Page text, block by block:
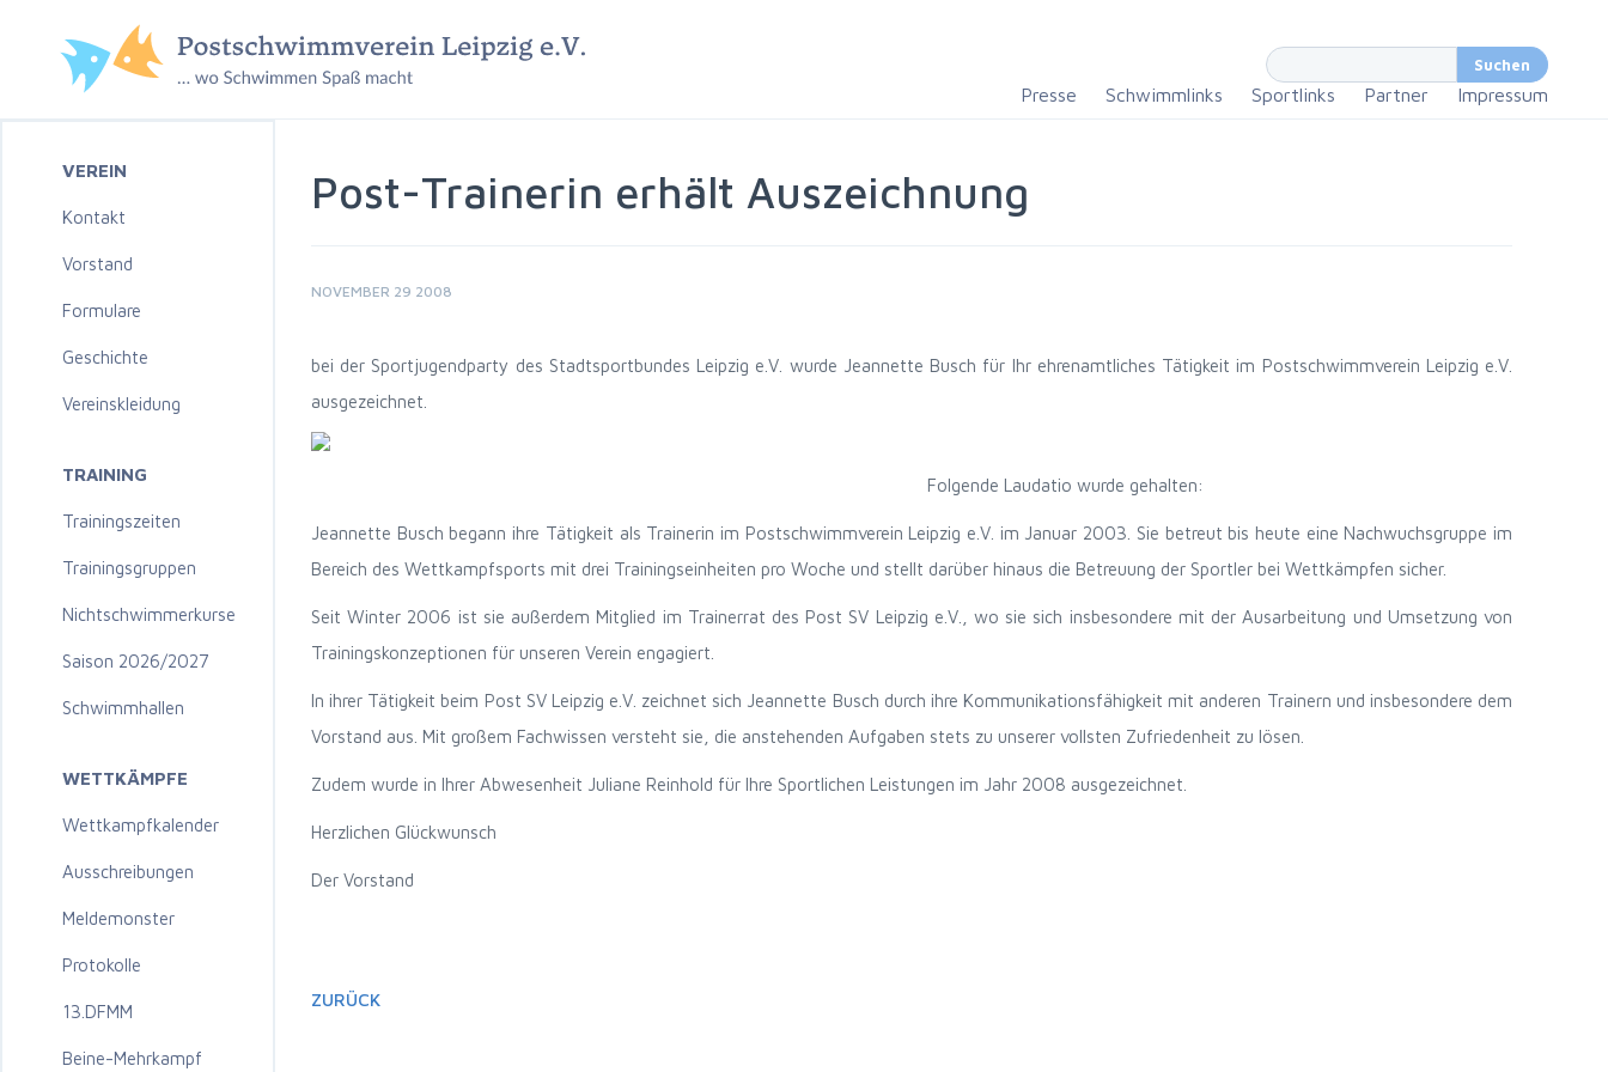
Presse Schwimmlinks Sportlinks Partner Impressum
VEREIN
Kontakt
Vorstand
Formulare
Geschichte
Vereinskleidung
TRAINING
Trainingszeiten
Trainingsgruppen
Nichtschwimmerkurse
Saison 2026/2027
Schwimmhallen
WETTKÄMPFE
Wettkampfkalender
Ausschreibungen
Meldemonster
Protokolle
13.DFMM
Beine-Mehrkampf
Post-Trainerin erhält Auszeichnung
NOVEMBER 29 2008
bei der Sportjugendparty des Stadtsportbundes Leipzig e.V. wurde Jeannette Busch für Ihr ehrenamtliches Tätigkeit im Postschwimmverein Leipzig e.V.
ausgezeichnet.
Folgende Laudatio wurde gehalten:
Jeannette Busch begann ihre Tätigkeit als Trainerin im Postschwimmverein Leipzig e.V. im Januar 2003. Sie betreut bis heute eine Nachwuchsgruppe im
Bereich des Wettkampfsports mit drei Trainingseinheiten pro Woche und stellt darüber hinaus die Betreuung der Sportler bei Wettkämpfen sicher.
Seit Winter 2006 ist sie außerdem Mitglied im Trainerrat des Post SV Leipzig e.V., wo sie sich insbesondere mit der Ausarbeitung und Umsetzung von
Trainingskonzeptionen für unseren Verein engagiert.
In ihrer Tätigkeit beim Post SV Leipzig e.V. zeichnet sich Jeannette Busch durch ihre Kommunikationsfähigkeit mit anderen Trainern und insbesondere dem
Vorstand aus. Mit großem Fachwissen versteht sie, die anstehenden Aufgaben stets zu unserer vollsten Zufriedenheit zu lösen.
Zudem wurde in Ihrer Abwesenheit Juliane Reinhold für Ihre Sportlichen Leistungen im Jahr 2008 ausgezeichnet.
Herzlichen Glückwunsch
Der Vorstand
ZURÜCK